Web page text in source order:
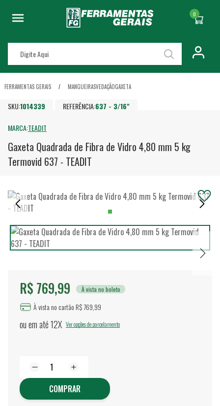
0
FERRAMENTAS GERAIS MANGUEIRASVEDAÇÃOGAXETA
SKU:1014339 REFERÊNCIA:637 - 3/16"
MARCA:TEADIT
Gaxeta Quadrada de Fibra de Vidro 4,80 mm 5 kg
Termovid 637 - TEADIT
R$ 769,99 À vista no boleto
À vista no cartão R$ 769,99
ou em até12X Ver opções de parcelamento
COMPRAR